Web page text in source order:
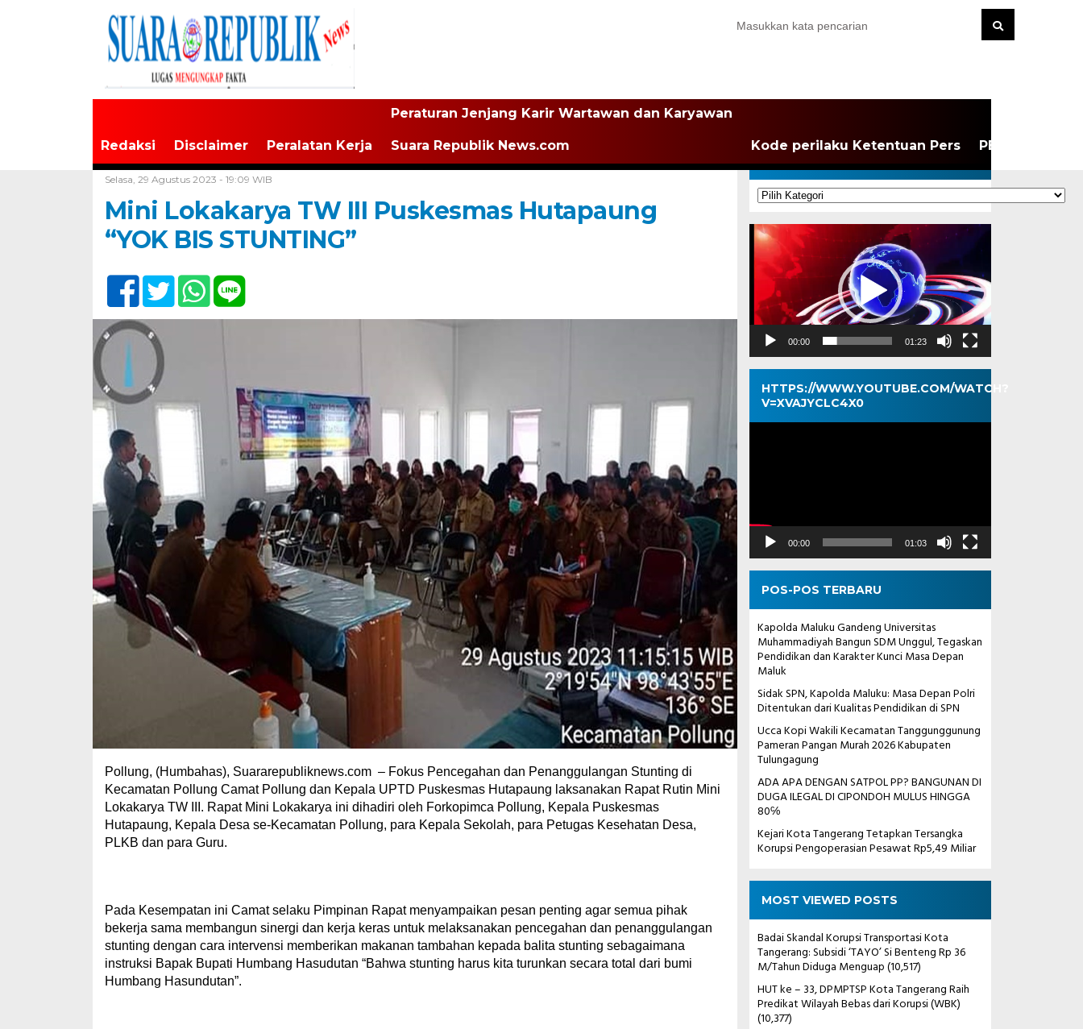
Redaksi Disclaimer Peralatan Kerja
Peraturan Jenjang Karir Wartawan dan Karyawan
Suara Republik News.com Kode perilaku Ketentuan Pers PEDOMAN
Selasa, 29 Agustus 2023 - 19:09 WIB
Mini Lokakarya TW III Puskesmas Hutapaung
“YOK BIS STUNTING”
Pollung, (Humbahas), Suararepubliknews.com – Fokus Pencegahan dan Penanggulangan Stunting di
Kecamatan Pollung Camat Pollung dan Kepala UPTD Puskesmas Hutapaung laksanakan Rapat Rutin Mini
Lokakarya TW III. Rapat Mini Lokakarya ini dihadiri oleh Forkopimca Pollung, Kepala Puskesmas
Hutapaung, Kepala Desa se-Kecamatan Pollung, para Kepala Sekolah, para Petugas Kesehatan Desa,
PLKB dan para Guru.
Pada Kesempatan ini Camat selaku Pimpinan Rapat menyampaikan pesan penting agar semua pihak
bekerja sama membangun sinergi dan kerja keras untuk melaksanakan pencegahan dan penanggulangan
stunting dengan cara intervensi memberikan makanan tambahan kepada balita stunting sebagaimana
instruksi Bapak Bupati Humbang Hasudutan “Bahwa stunting harus kita turunkan secara total dari bumi
Humbang Hasundutan”.
KATEGORI
Kategori
Pemutar
Video
00:00 01:23
HTTPS://WWW.YOUTUBE.COM/WATCH?
V=XVAJYCLC4X0
Pemutar
00:00 01:03
POS-POS TERBARU
Kapolda Maluku Gandeng Universitas
Muhammadiyah Bangun SDM Unggul, Tegaskan
Pendidikan dan Karakter Kunci Masa Depan
Maluk
Sidak SPN, Kapolda Maluku: Masa Depan Polri
Ditentukan dari Kualitas Pendidikan di SPN
Ucca Kopi Wakili Kecamatan Tanggunggunung
Pameran Pangan Murah 2026 Kabupaten
Tulungagung
ADA APA DENGAN SATPOL PP? BANGUNAN DI
DUGA ILEGAL DI CIPONDOH MULUS HINGGA
80℅
Kejari Kota Tangerang Tetapkan Tersangka
Korupsi Pengoperasian Pesawat Rp5,49 Miliar
MOST VIEWED POSTS
Badai Skandal Korupsi Transportasi Kota
Tangerang: Subsidi ‘TAYO’ Si Benteng Rp 36
M/Tahun Diduga Menguap(10,517)
HUT ke – 33, DPMPTSP Kota Tangerang Raih
Predikat Wilayah Bebas dari Korupsi (WBK)
(10,377)